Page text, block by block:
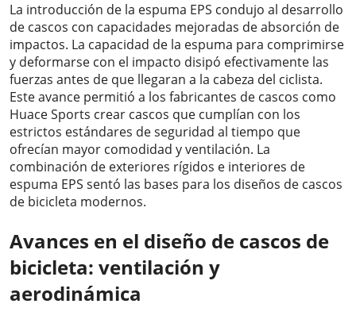
La introducción de la espuma EPS condujo al desarrollo
de cascos con capacidades mejoradas de absorción de
impactos. La capacidad de la espuma para comprimirse
y deformarse con el impacto disipó efectivamente las
fuerzas antes de que llegaran a la cabeza del ciclista.
Este avance permitió a los fabricantes de cascos como
Huace Sports crear cascos que cumplían con los
estrictos estándares de seguridad al tiempo que
ofrecían mayor comodidad y ventilación. La
combinación de exteriores rígidos e interiores de
espuma EPS sentó las bases para los diseños de cascos
de bicicleta modernos.
Avances en el diseño de cascos de
bicicleta: ventilación y
aerodinámica